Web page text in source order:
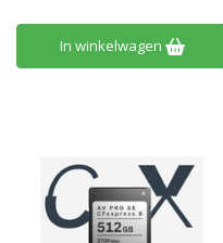
In winkelwagen